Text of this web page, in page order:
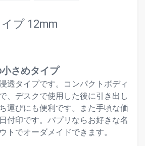
プ 12mm
さめタイプ
透タイプです。コンパクトボディ
、デスクで使用した後に引き出し
運びにも便利です。また手頃な価
付印です。パプリならお好きな名
トでオーダメイドできます。